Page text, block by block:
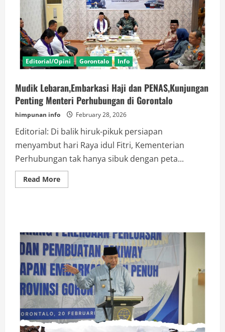
Editorial/Opini Gorontalo Info
Mudik Lebaran,Embarkasi Haji dan PENAS,Kunjungan
Penting Menteri Perhubungan di Gorontalo
himpunan info February 28, 2026
Editorial: Di balik hiruk-pikuk persiapan
menyambut hari Raya idul Fitri, Kementerian
Perhubungan tak hanya sibuk dengan peta...
Read MoreRead
more
Penting
Menteri
Perhubungan
di
Gorontalo